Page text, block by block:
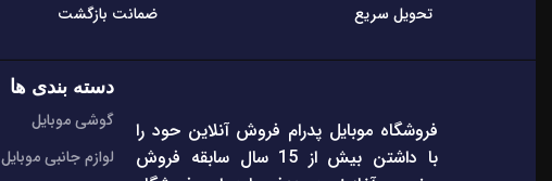
تحویل سریع ضمانت بازگشت
فروشگاه موبایل پدرام فروش آنلاین حود را
با داشتن بیش از 15 سال سابقه فروش
دسته بندی ها
گوشی موبایل
لوازم جانبی موبایل